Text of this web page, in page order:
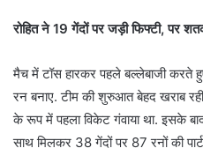
रोहित ने 19 गेंदों पर जड़ी फिफ्टी, पर
मैच में टॉस हारकर पहले बल्लेबाजी करते
रन बनाए. टीम की शुरुआत बेहद खराब
के रूप में पहला विकेट गंवाया था. इसके
साथ मिलकर 38 गेंदों पर 87 रनों की